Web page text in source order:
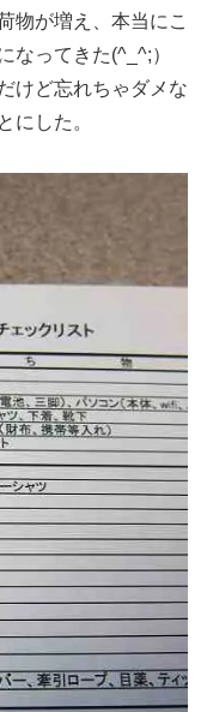
物が増え、本当にこ
なってきた(^_^;）
けど忘れちゃダメな
にした。